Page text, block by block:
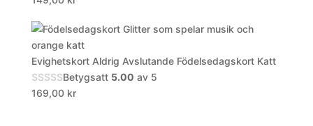
Evighetskort Aldrig Avslutande Födelsedagskort Katt
Betygsatt 5.00 av 5
169,00 kr